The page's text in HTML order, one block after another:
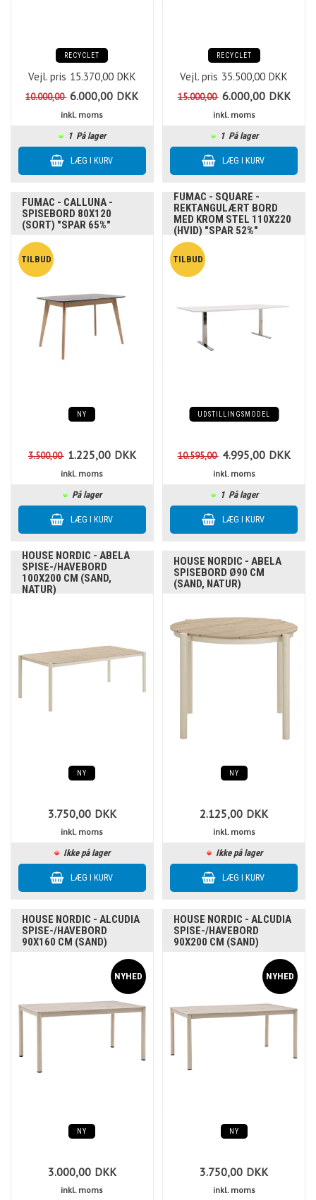
RECYCLET
Vejl. pris 15.370,00 DKK
10.000,00 6.000,00 DKK
inkl. moms
1 På lager
RECYCLET
Vejl. pris 35.500,00 DKK
15.000,00 6.000,00 DKK
inkl. moms
1 På lager
FUMAC - CALLUNA -
SPISEBORD 80X120
(SORT) "SPAR 65%"
NY
3.500,00 1.225,00 DKK
inkl. moms
På lager
FUMAC - SQUARE -
REKTANGULÆRT BORD
MED KROM STEL 110X220
(HVID) "SPAR 52%"
UDSTILLINGSMODEL
10.595,00 4.995,00 DKK
inkl. moms
1 På lager
HOUSE NORDIC - ABELA
SPISE-/HAVEBORD
100X200 CM (SAND,
NATUR)
NY
3.750,00 DKK
inkl. moms
Ikke på lager
HOUSE NORDIC - ABELA
SPISEBORD Ø90 CM
(SAND, NATUR)
NY
2.125,00 DKK
inkl. moms
Ikke på lager
HOUSE NORDIC - ALCUDIA
SPISE-/HAVEBORD
90X160 CM (SAND)
NY
3.000,00 DKK
inkl. moms
HOUSE NORDIC - ALCUDIA
SPISE-/HAVEBORD
90X200 CM (SAND)
NY
3.750,00 DKK
inkl. moms